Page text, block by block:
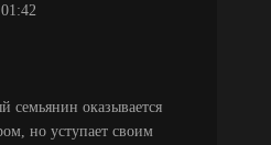
01:42
семьянин оказывается
но уступает своим